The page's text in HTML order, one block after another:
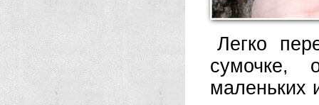
Легко
сумочке,
маленьких